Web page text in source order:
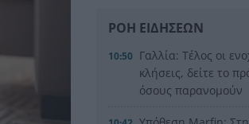
ΡΟΗ ΕΙΔΗΣΕΩΝ
10:50 Γαλλία: Τέλος οι
κλήσεις, δείτε το
όσους παρανομούν